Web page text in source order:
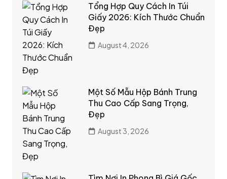
Tổng Hợp Quy Cách In Túi
Giấy 2026: Kích Thước Chuẩn
Đẹp
August 4, 2026
Một Số Mẫu Hộp Bánh Trung
Thu Cao Cấp Sang Trọng,
Đẹp
August 3, 2026